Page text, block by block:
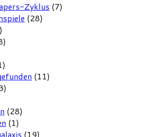
Zyklus (7)
(28)
(11)
(28)
(1)
(19)